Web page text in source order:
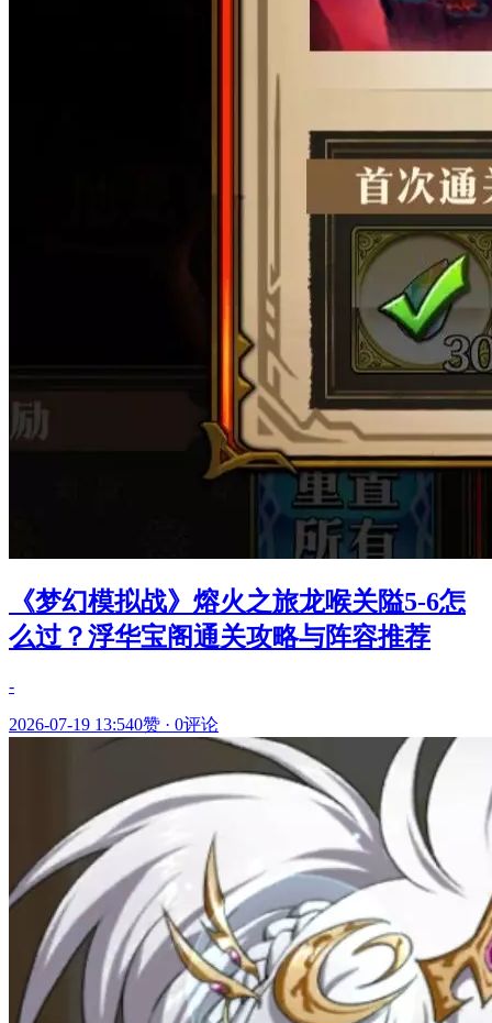
《梦幻模拟战》熔火之旅龙喉关隘5-6怎
么过？浮华宝阁通关攻略与阵容推荐
-
2026-07-19 13:540赞 · 0评论